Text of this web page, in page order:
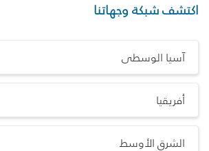
اكتشف شبكة وجهاتنا
آسيا الوسطى
أفريقيا
الشرق الأوسط